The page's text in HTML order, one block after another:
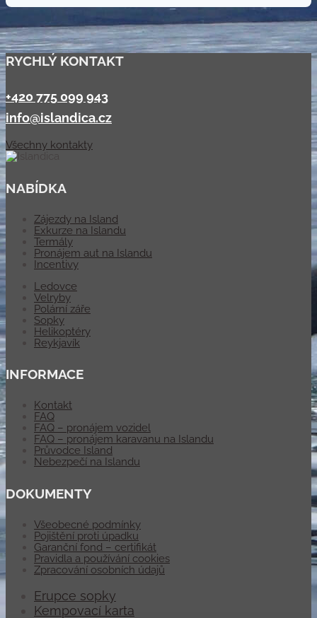
RYCHLÝ KONTAKT
+420 775 099 943
info@islandica.cz
Všechny kontakty
NABÍDKA
Zájezdy na Island
Exkurze na Islandu
Termály
Pronájem aut na Islandu
Incentivy
Ledovce
Velryby
Polární záře
Sopky
Helikoptéry
Reykjavík
INFORMACE
Kontakt
FAQ
FAQ – pronájem vozidel
FAQ – pronájem karavanu na Islandu
Průvodce Island
Nebezpečí na Islandu
DOKUMENTY
Všeobecné podmínky
Pojištění proti úpadku
Garanční fond – certifikát
Pravidla a používání cookies
Zpracování osobních údajů
Erupce sopky
Kempovací karta